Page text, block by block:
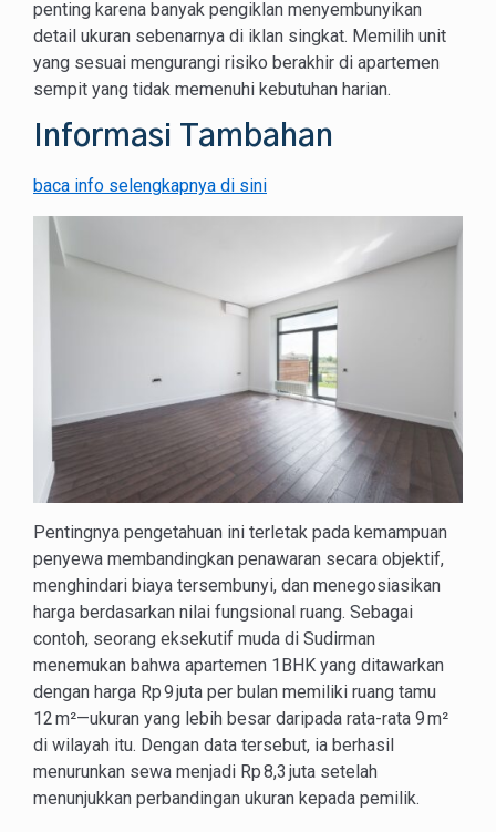
penting karena banyak pengiklan menyembunyikan
detail ukuran sebenarnya di iklan singkat. Memilih unit
yang sesuai mengurangi risiko berakhir di apartemen
sempit yang tidak memenuhi kebutuhan harian.
Informasi Tambahan
baca info selengkapnya di sini
Pentingnya pengetahuan ini terletak pada kemampuan
penyewa membandingkan penawaran secara objektif,
menghindari biaya tersembunyi, dan menegosiasikan
harga berdasarkan nilai fungsional ruang. Sebagai
contoh, seorang eksekutif muda di Sudirman
menemukan bahwa apartemen 1BHK yang ditawarkan
dengan harga Rp 9 juta per bulan memiliki ruang tamu
12 m²—ukuran yang lebih besar daripada rata-rata 9 m²
di wilayah itu. Dengan data tersebut, ia berhasil
menurunkan sewa menjadi Rp 8,3 juta setelah
menunjukkan perbandingan ukuran kepada pemilik.